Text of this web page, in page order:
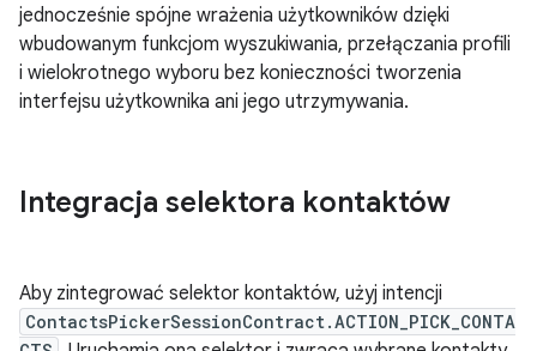
jednocześnie spójne wrażenia użytkowników dzięki
wbudowanym funkcjom wyszukiwania, przełączania profili
i wielokrotnego wyboru bez konieczności tworzenia
interfejsu użytkownika ani jego utrzymywania.
Integracja selektora kontaktów
Aby zintegrować selektor kontaktów, użyj intencji
ContactsPickerSessionContract.ACTION_PICK_CONTA